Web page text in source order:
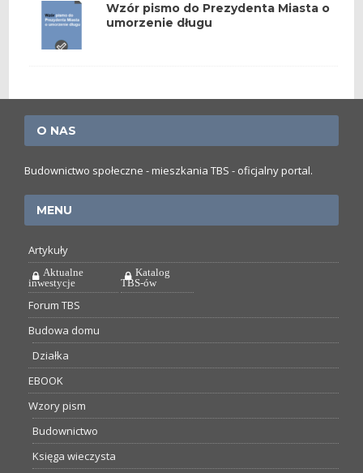
Wzór pismo do Prezydenta Miasta o
umorzenie długu
O NAS
Budownictwo społeczne - mieszkania TBS - oficjalny portal.
MENU
Artykuły
Aktualne
inwestycje
Katalog
TBS-ów
Forum TBS
Budowa domu
Działka
EBOOK
Wzory pism
Budownictwo
Księga wieczysta